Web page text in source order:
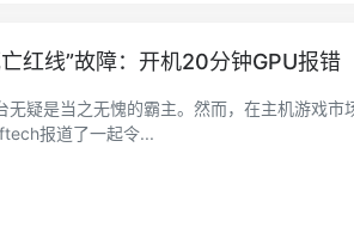
红线”故障：开机20分钟GPU报错
疑是当之无愧的霸主。然而，在主机游戏市
报道了一起令...